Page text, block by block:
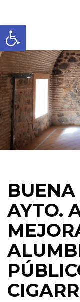
Abrir barra de
AYTO.